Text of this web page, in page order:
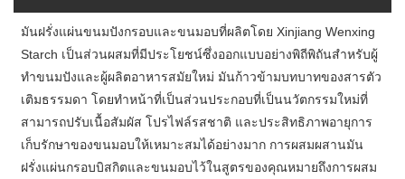
มันฝรั่งแผ่นขนมปังกรอบและขนมอบที่ผลิตโดย Xinjiang Wenxing
Starch เป็นส่วนผสมที่มีประโยชน์ซึ่งออกแบบอย่างพิถีพิถันสำหรับผู้
ทำขนมปังและผู้ผลิตอาหารสมัยใหม่ มันก้าวข้ามบทบาทของสารตัว
เติมธรรมดา โดยทำหน้าที่เป็นส่วนประกอบที่เป็นนวัตกรรมใหม่ที่
สามารถปรับเนื้อสัมผัส โปรไฟล์รสชาติ และประสิทธิภาพอายุการ
เก็บรักษาของขนมอบให้เหมาะสมได้อย่างมาก การผสมผสานมัน
ฝรั่งแผ่นกรอบบิสกิตและขนมอบไว้ในสูตรของคุณหมายถึงการผสม